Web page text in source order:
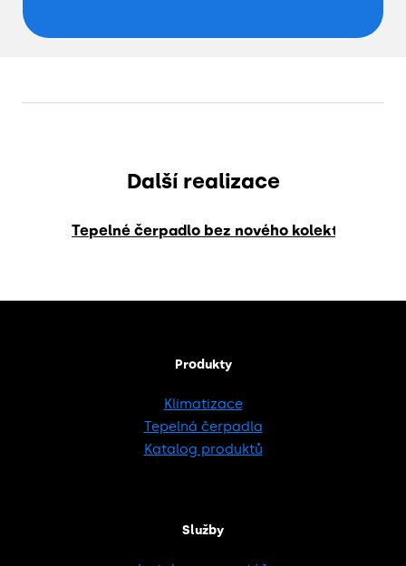
Další realizace
Tepelné čerpadlo bez nového kolektoru:
Produkty
Klimatizace
Tepelná čerpadla
Katalog produktů
Služby